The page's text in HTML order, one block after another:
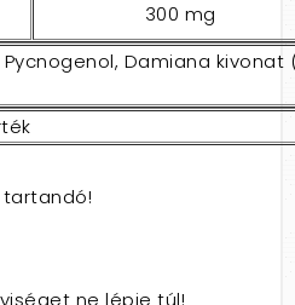
300 mg
Damiana kivonat
tartandó!
ne lépje túl!